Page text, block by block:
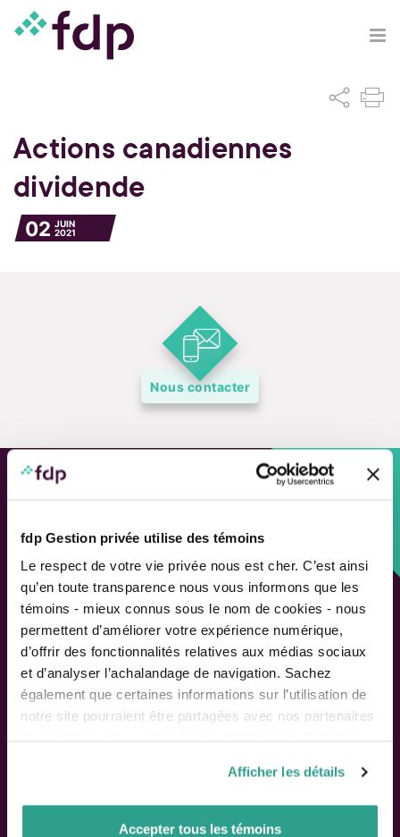
fdp Gestion privée utilise des témoins
Le respect de votre vie privée nous est cher. C’est ainsi
qu’en toute transparence nous vous informons que les
témoins - mieux connus sous le nom de cookies - nous
permettent d’améliorer votre expérience numérique,
d’offrir des fonctionnalités relatives aux médias sociaux
et d’analyser l’achalandage de navigation. Sachez
également que certaines informations sur l’utilisation de
notre site pourraient être partagées avec nos partenaires
vous leur auriez fournies ou qu’ils auraient collectées lors
de votre utilisation de leurs services.
Afficher les détails
Accepter tous les témoins
Actions canadiennes
dividende
02 JUIN
2021
Nous contacter
Solutions adaptées.
LIENS RAPIDES
Outils de rendement
Calcul de performance
Publications
Parler à un conseiller